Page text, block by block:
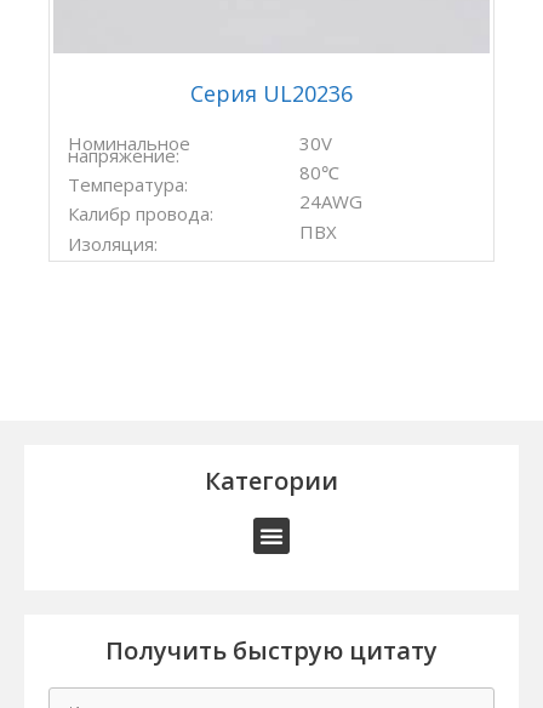
Серия UL20236
Номинальное
напряжение:
Температура:
Калибр провода:
Изоляция:
30V
80℃
24AWG
ПВХ
Категории
Получить быструю цитату